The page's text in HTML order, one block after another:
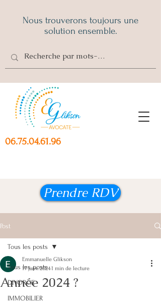
06.75.04.61.96
Nous trouverons toujours une
solution ensemble.
Prendre RDV
Post
Tous les posts
DIVORCE
IMMOBILIER
Tous les posts
Année 2024 ?
Emmanuelle Glikson
17 janv. 20241 min de lecture